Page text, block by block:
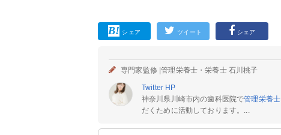
シェア ツイート シェア
専門家監修 |管理栄養士・栄養士 石川桃子
Twitter HP
神奈川県川崎市内の歯科医院で管理栄養士
だくために活動しております。...